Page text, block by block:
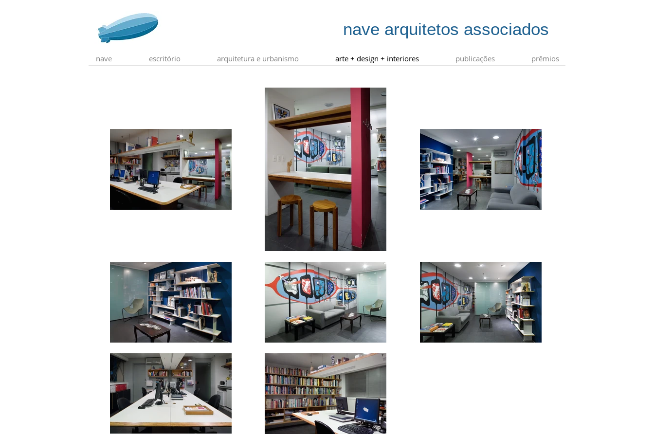
nave arquitetos associados
nave escritório arquitetura e urbanismo arte + design + interiores publicações prêmios